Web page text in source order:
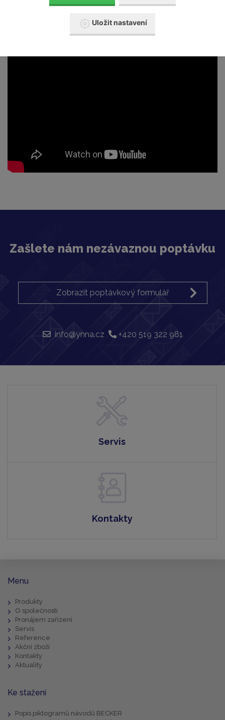
Zašlete nám nezávaznou poptávku
Zobrazit poptávkový formulář
info@ynna.cz +420 519 322 981
Servis
Kontakty
Menu
Produkty
O společnosti
Pronájem zařízení
Servis
Reference
Akční zboží
Kontakty
Aktuality
Ke stažení
Popis piktogramů návodů BECKER
Uložit nastavení